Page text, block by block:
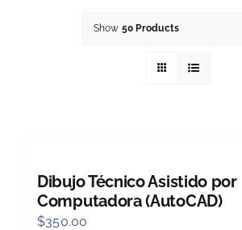
Show 50 Products
Dibujo Técnico Asistido por
Computadora (AutoCAD)
$350.00